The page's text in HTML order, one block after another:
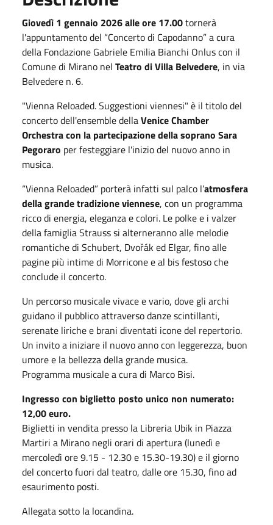
Giovedì 1 gennaio 2026 alle ore 17.00tornerà
l'appuntamento del “Concerto di Capodanno” a cura
della Fondazione Gabriele Emilia Bianchi Onlus con il
Comune di Mirano nel Teatro di Villa Belvedere, in via
Belvedere n. 6.
"Vienna Reloaded. Suggestioni viennesi" è il titolo del
concerto dell'ensemble dellaVenice Chamber
Orchestra con la partecipazione della soprano Sara
Pegoraro per festeggiare l'inizio del nuovo anno in
musica.
“Vienna Reloaded” porterà infatti sul palco l’atmosfera
della grande tradizione viennese, con un programma
ricco di energia, eleganza e colori. Le polke e i valzer
della famiglia Strauss si alterneranno alle melodie
romantiche di Schubert, Dvořák ed Elgar, fino alle
pagine più intime di Morricone e al bis festoso che
conclude il concerto.
Un percorso musicale vivace e vario, dove gli archi
guidano il pubblico attraverso danze scintillanti,
serenate liriche e brani diventati icone del repertorio.
Un invito a iniziare il nuovo anno con leggerezza, buon
umore e la bellezza della grande musica.
Programma musicale a cura di Marco Bisi.
Ingresso con biglietto posto unico non numerato:
12,00 euro.
Biglietti in vendita presso la Libreria Ubik in Piazza
Martiri a Mirano negli orari di apertura (lunedì e
mercoledì ore 9.15 - 12.30 e 15.30-19.30) e il giorno
del concerto fuori dal teatro, dalle ore 15.30, fino ad
esaurimento posti.
Allegata sotto la locandina.